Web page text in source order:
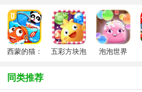
2. 创新玩法：结合传统泡泡射击玩法
统、关卡设计以及故事剧情，让每一
3. 丰富关卡：设有上百个精心设计的
西蒙的猫：
五彩方块泡
泡泡世界
同类推荐